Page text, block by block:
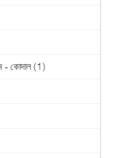
- কোদাল (1)